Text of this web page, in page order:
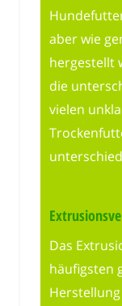
aber wie
hergestellt
die
vielen
Das
häufigsten